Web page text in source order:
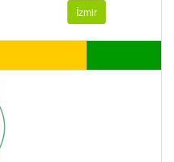
İzmir